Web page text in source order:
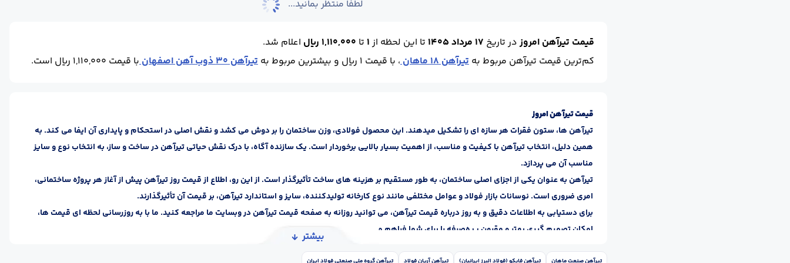
لطفا منتظر بمانید...
قیمت تیرآهن امروزدر تاریخ 17 مرداد 1405 تا این لحظه از1 تا 1,110,000 ریال
اعلام شد.
کم‌ترین قیمت تیرآهن مربوط بهتیرآهن 18 ماهان ، با قیمت 1 ریال و بیشترین مربوط به تیرآهن 30 ذوب آهن اصفهان با قیمت 1,110,000 ریال است.
قیمت تیرآهن امروز
تیرآهن ها، ستون فقرات هر سازه ‌ای را تشکیل میدهند. این محصول فولادی، وزن ساختمان را بر دوش می ‌کشد و نقش اصلی در استحکام و پایداری آن ایفا می ‌کند. به
همین دلیل، انتخاب تیرآهن با کیفیت و مناسب، از اهمیت بسیار بالایی برخوردار است. یک سازنده آگاه، با درک نقش حیاتی تیرآهن در ساخت و ساز، به انتخاب نوع و سایز
مناسب آن می ‌پردازد.
تیرآهن به عنوان یکی از اجزای اصلی ساختمان، به طور مستقیم بر هزینه‌ های ساخت تأثیرگذار است. از این رو، اطلاع از قیمت روز تیرآهن پیش از آغاز هر پروژه ساختمانی،
امری ضروری است. نوسانات بازار فولاد و عوامل مختلفی مانند نوع کارخانه تولیدکننده، سایز و استاندارد تیرآهن، بر قیمت آن تأثیرگذارند.
برای دستیابی به اطلاعات دقیق و به ‌روز درباره قیمت تیرآهن، می ‌توانید روزانه به صفحه قیمت تیرآهن در وبسایت ما مراجعه کنید. ما با به ‌روزرسانی لحظه ‌ای قیمت‌ ها،
امکان تصمیم‌ گیری بهتر و مقرون ‌ب ه‌صرفه را برای شما فراهم می کنیم.
بیشتر